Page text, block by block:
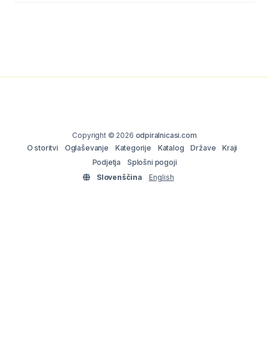
Copyright © 2026 odpiralnicasi.com
O storitvi
Oglaševanje Kategorije Katalog Države
Kraji
Podjetja
Splošni pogoji
Slovenščina
English